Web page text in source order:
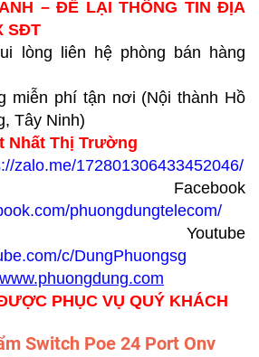
– ĐỂ LẠI THÔNG TIN ĐỊA
SĐT
lòng liên hệ phòng bán hàng
miễn phí tận nơi (Nội thành Hồ
Tây Ninh)
Nhất Thị Trường
zalo.me/172801306433452046/
phuongdungtelecom/
c/DungPhuongsg
huongdung.com
PHỤC VỤ QUÝ KHÁCH
Switch Poe 24 Port Onv